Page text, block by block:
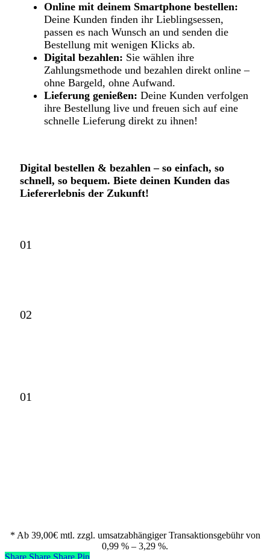
Online mit deinem Smartphone bestellen:
Deine Kunden finden ihr Lieblingsessen,
passen es nach Wunsch an und senden die
Bestellung mit wenigen Klicks ab.
Digital bezahlen: Sie wählen ihre
Zahlungsmethode und bezahlen direkt online –
ohne Bargeld, ohne Aufwand.
Lieferung genießen: Deine Kunden verfolgen
ihre Bestellung live und freuen sich auf eine
schnelle Lieferung direkt zu ihnen!
Digital bestellen & bezahlen – so einfach, so
schnell, so bequem. Biete deinen Kunden das
Liefererlebnis der Zukunft!
01
02
01
* Ab 39,00€ mtl. zzgl. umsatzabhängiger Transaktionsgebühr von
0,99 % – 3,29 %.
Share
Share Share Share Pin